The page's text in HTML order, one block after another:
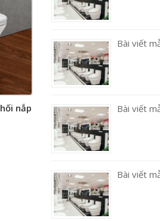
nắp
Bài viết
Bài viết
Bài viết